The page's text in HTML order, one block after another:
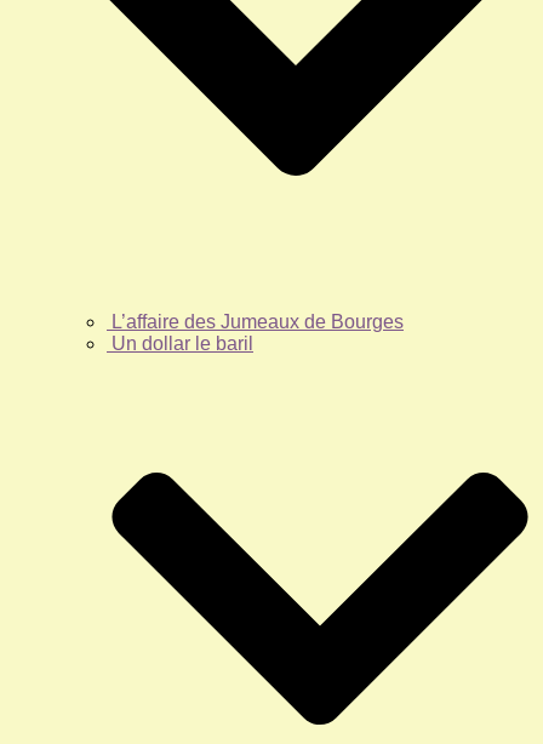
L’affaire des Jumeaux de Bourges
Un dollar le baril